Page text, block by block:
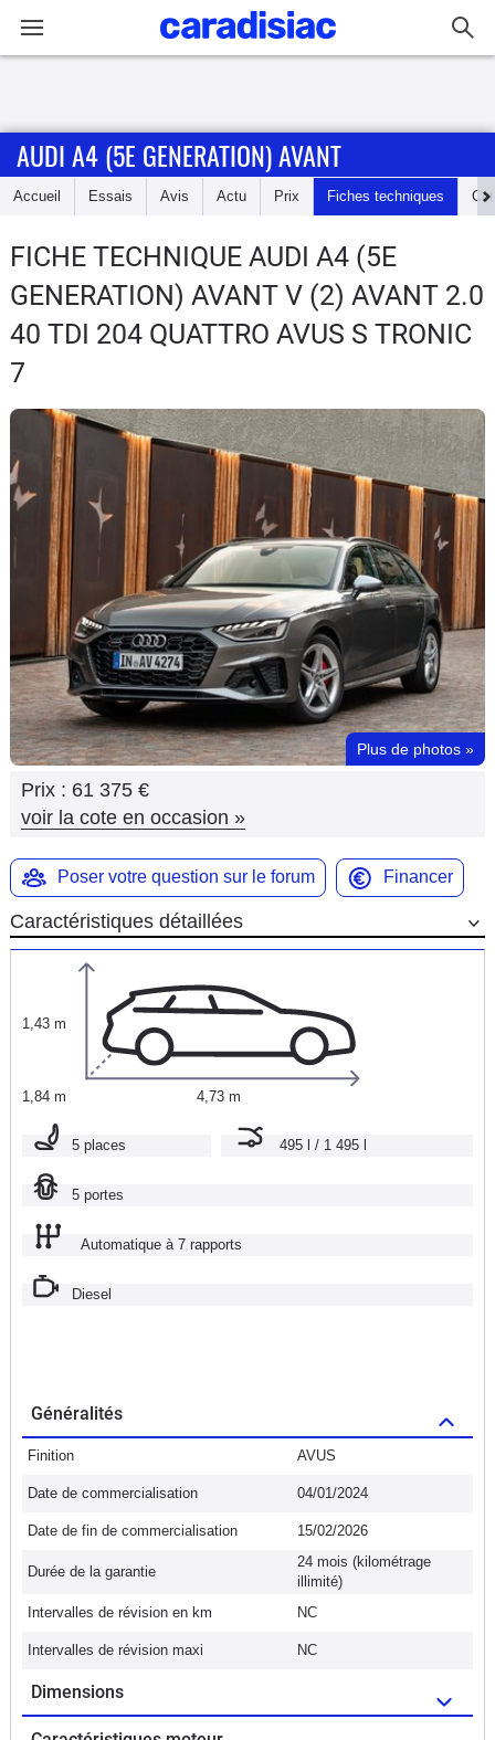
Accueil
Essais
Guide
d'achat
Electriques
Utilitaires
Flottes
Auto
Services
Forum
Moto
AUDI A4 (5E GENERATION) AVANT
Accueil Essais Avis Actu Prix Fiches techniques
FICHE TECHNIQUE AUDI A4 (5E
GENERATION) AVANT V (2) AVANT 2.0
40 TDI 204 QUATTRO AVUS S TRONIC
7
Plus de photos »
Prix : 61 375 €
voir la cote en occasion »
Poser votre question sur le forum Financer
Caractéristiques détaillées
1,43 m
1,84 m 4,73 m
5 places 495 l / 1 495 l
5 portes
Automatique à 7 rapports
Diesel
Généralités
Finition AVUS
Date de commercialisation 04/01/2024
Date de fin de commercialisation 15/02/2026
Durée de la garantie
24 mois (kilométrage
illimité)
Intervalles de révision en km
NC
Intervalles de révision maxi NC
Dimensions